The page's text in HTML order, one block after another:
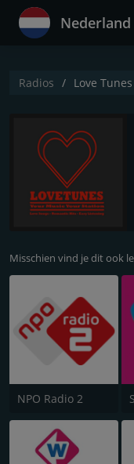
Nederland
Radios Love Tunes
Misschien vind je dit ook
NPO Radio 2